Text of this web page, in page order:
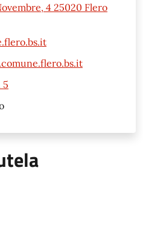
4 25020 Flero
5